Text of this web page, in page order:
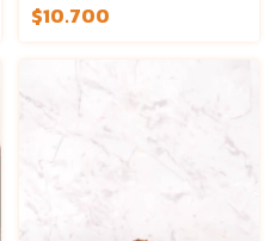
$10.700